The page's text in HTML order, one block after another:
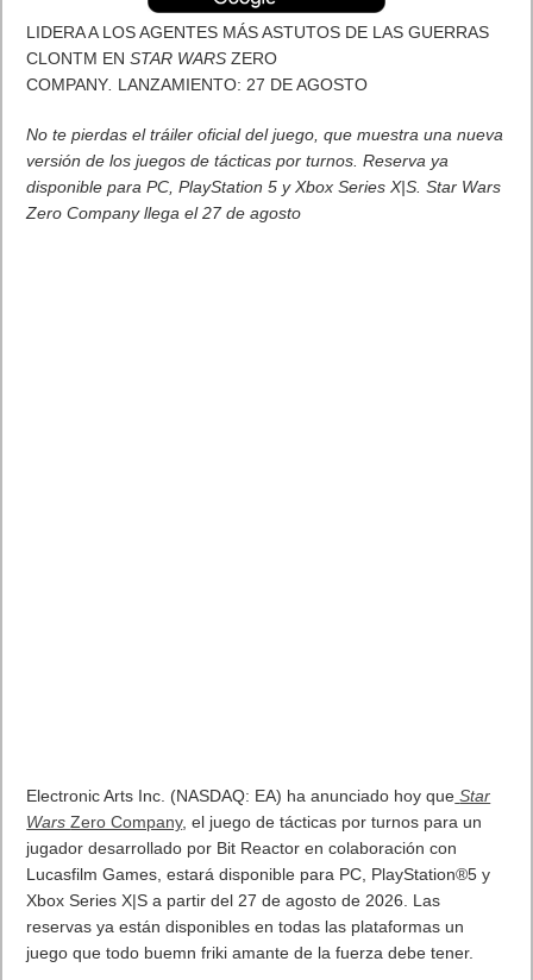
LIDERA A LOS AGENTES MÁS ASTUTOS DE LAS GUERRAS
CLONTM ENSTAR WARSZERO
COMPANY. LANZAMIENTO: 27 DE AGOSTO
No te pierdas el tráiler oficial del juego, que muestra una nueva
versión de los juegos de tácticas por turnos. Reserva ya
disponible para PC, PlayStation 5 y Xbox Series X|S. Star Wars
Zero Company llega el 27 de agosto
Electronic Arts Inc. (NASDAQ: EA) ha anunciado hoy que Star
WarsZero Company, el juego de tácticas por turnos para un
jugador desarrollado por Bit Reactor en colaboración con
Lucasfilm Games, estará disponible para PC, PlayStation®5 y
Xbox Series X|S a partir del 27 de agosto de 2026. Las
reservas ya están disponibles en todas las plataformas un
juego que todo buemn friki amante de la fuerza debe tener.